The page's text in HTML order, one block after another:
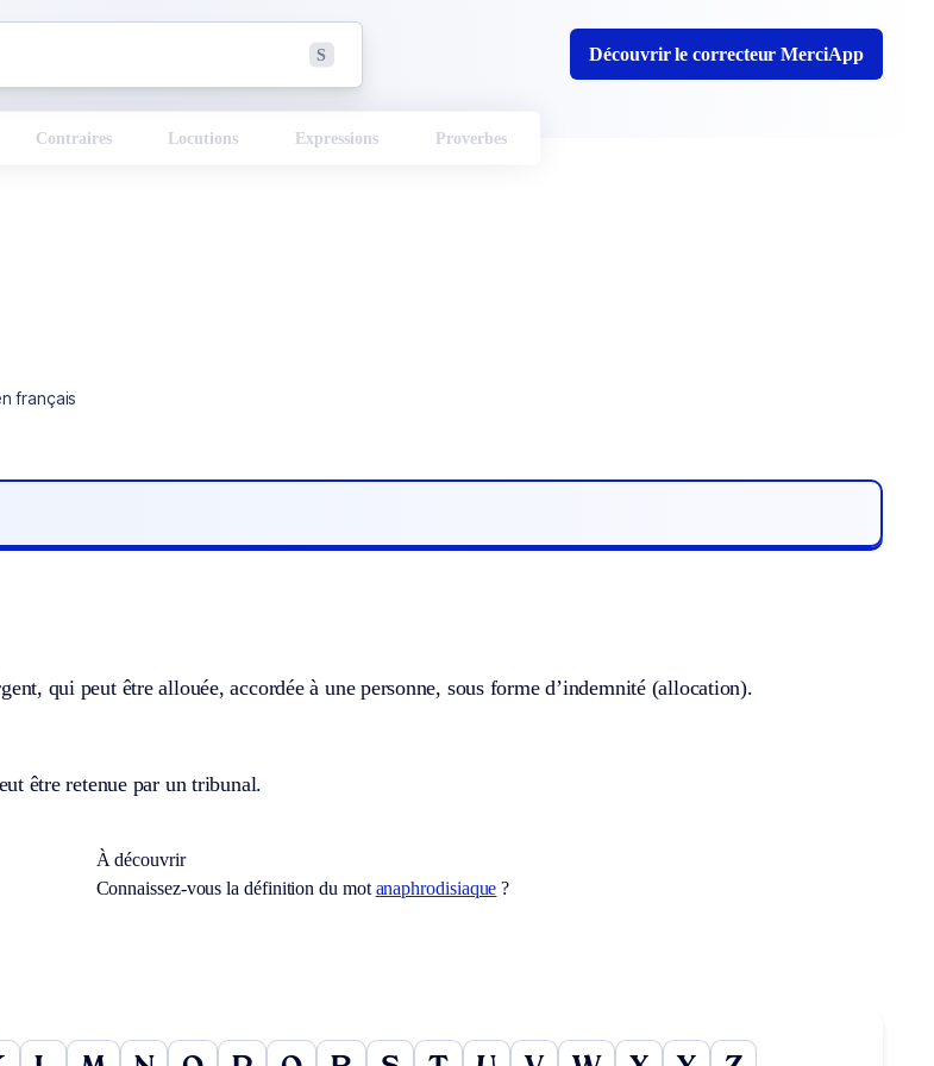
S Découvrir le correcteur MerciApp
Contraires Locutions Expressions Proverbes
français
qui peut être allouée, accordée à une personne, sous forme d’indemnité (allocation).
être retenue par un tribunal.
À découvrir
Connaissez-vous la définition du mot anaphrodisiaque ?